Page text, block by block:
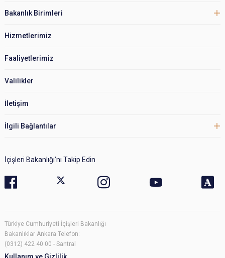
Bakanlık Birimleri
Hizmetlerimiz
Faaliyetlerimiz
Valilikler
İletişim
İlgili Bağlantılar
İçişleri Bakanlığı’nı Takip Edin
Türkiye Cumhuriyeti İçişleri Bakanlığı
Bakanlıklar Ankara Telefon:
(0312) 422 40 00 - Santral
Kullanım ve Gizlilik